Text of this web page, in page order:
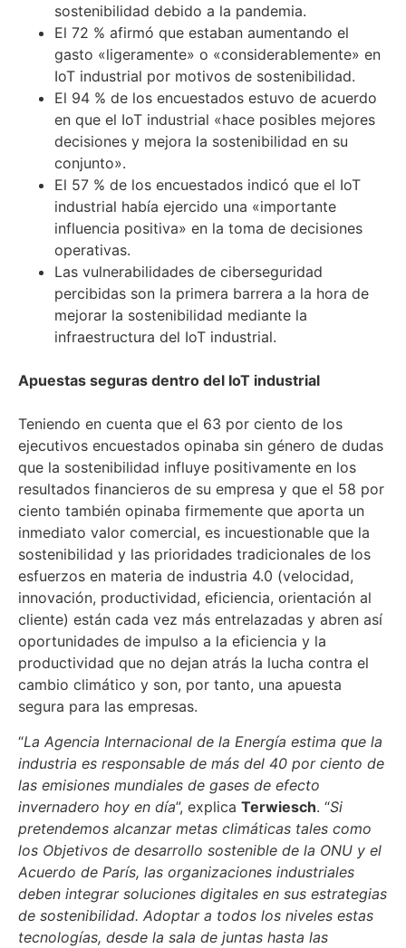
sostenibilidad debido a la pandemia.
El 72 % afirmó que estaban aumentando el
gasto «ligeramente» o «considerablemente» en
IoT industrial por motivos de sostenibilidad.
El 94 % de los encuestados estuvo de acuerdo
en que el IoT industrial «hace posibles mejores
decisiones y mejora la sostenibilidad en su
conjunto».
El 57 % de los encuestados indicó que el IoT
industrial había ejercido una «importante
influencia positiva» en la toma de decisiones
operativas.
Las vulnerabilidades de ciberseguridad
percibidas son la primera barrera a la hora de
mejorar la sostenibilidad mediante la
infraestructura del IoT industrial.
Apuestas seguras dentro del IoT industrial
Teniendo en cuenta que el 63 por ciento de los
ejecutivos encuestados opinaba sin género de dudas
que la sostenibilidad influye positivamente en los
resultados financieros de su empresa y que el 58 por
ciento también opinaba firmemente que aporta un
inmediato valor comercial, es incuestionable que la
sostenibilidad y las prioridades tradicionales de los
esfuerzos en materia de industria 4.0 (velocidad,
innovación, productividad, eficiencia, orientación al
cliente) están cada vez más entrelazadas y abren así
oportunidades de impulso a la eficiencia y la
productividad que no dejan atrás la lucha contra el
cambio climático y son, por tanto, una apuesta
segura para las empresas.
“La Agencia Internacional de la Energía estima que la
industria es responsable de más del 40 por ciento de
las emisiones mundiales de gases de efecto
invernadero hoy en día”, explica Terwiesch. “Si
pretendemos alcanzar metas climáticas tales como
los Objetivos de desarrollo sostenible de la ONU y el
Acuerdo de París, las organizaciones industriales
deben integrar soluciones digitales en sus estrategias
de sostenibilidad. Adoptar a todos los niveles estas
tecnologías, desde la sala de juntas hasta las